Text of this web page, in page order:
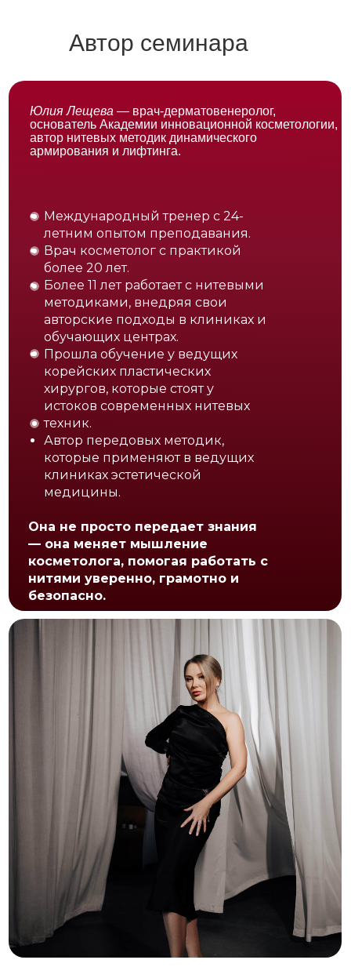
Автор семинара
Юлия Лещева — врач-дерматовенеролог,
основатель Академии инновационной косметологии,
автор нитевых методик динамического
армирования и лифтинга.
Международный тренер с 24-
летним опытом преподавания.
Врач косметолог с практикой
более 20 лет.
Более 11 лет работает с нитевыми
методиками, внедряя свои
авторские подходы в клиниках и
обучающих центрах.
Прошла обучение у ведущих
корейских пластических
хирургов, которые стоят у
истоков современных нитевых
техник.
Автор передовых методик,
которые применяют в ведущих
клиниках эстетической
медицины.
Она не просто передает знания
— она меняет мышление
косметолога, помогая работать с
нитями уверенно, грамотно и
безопасно.
Отзывы
Очные семинары
Преподаватели
База знаний
Об Академии
Меню: